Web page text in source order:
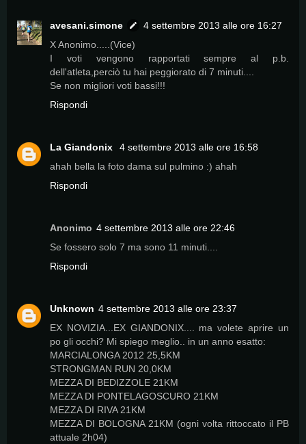
avesani.simone
4 settembre 2013 alle ore 16:27
X Anonimo.....(Vice)
I voti vengono rapportati sempre al p.b.
dell'atleta,perciò tu hai peggiorato di 7 minuti....
Se non migliori voti bassi!!!
Rispondi
La Giandonix
4 settembre 2013 alle ore 16:58
ahah bella la foto dama sul pulmino :) ahah
Rispondi
Anonimo 4 settembre 2013 alle ore 22:46
Se fossero solo 7 ma sono 11 minuti....
Rispondi
Unknown 4 settembre 2013 alle ore 23:37
EX NOVIZIA...EX GIANDONIX.... ma volete aprire un
po gli occhi? Mi spiego meglio.. in un anno esatto:
MARCIALONGA 2012 25,5KM
STRONGMAN RUN 20,0KM
MEZZA DI BEDIZZOLE 21KM
MEZZA DI PONTELAGOSCURO 21KM
MEZZA DI RIVA 21KM
MEZZA DI BOLOGNA 21KM (ogni volta rittoccato il PB
attuale 2h04)